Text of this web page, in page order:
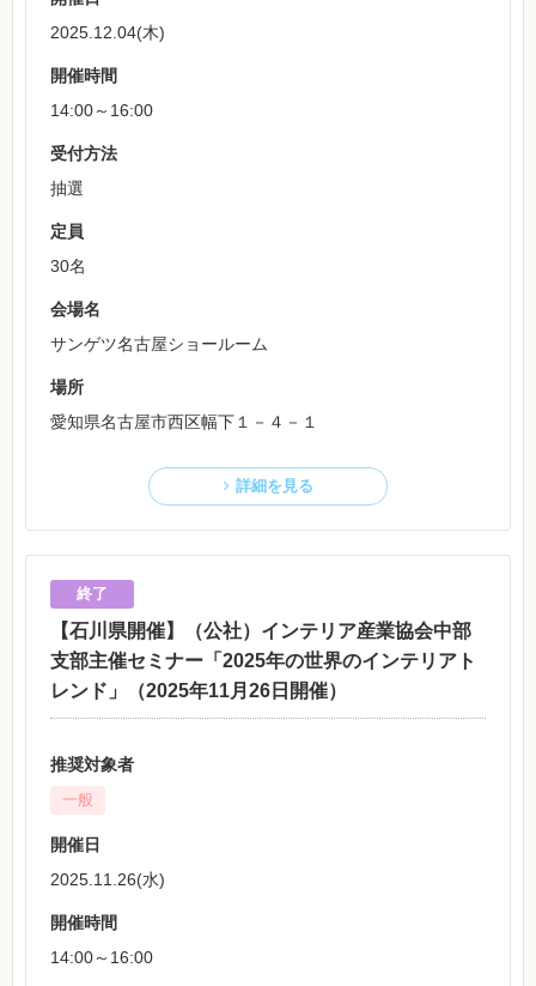
2025.12.04(木)
開催時間
14:00～16:00
受付方法
抽選
定員
30名
会場名
サンゲツ名古屋ショールーム
場所
愛知県名古屋市西区幅下１－４－１
詳細を見る
【石川県開催】（公社）インテリア産業協会中部
支部主催セミナー「2025年の世界のインテリアト
レンド」（2025年11月26日開催）
推奨対象者
一般
開催日
2025.11.26(水)
開催時間
14:00～16:00